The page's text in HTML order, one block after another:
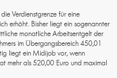
Verdienstgrenze für eine
erhöht. Bisher liegt ein sogenannter
monatliche Arbeitsentgelt der
im Übergangsbereich 450,01
liegt ein Midijob vor, wenn
mehr als 520,00 Euro und maximal